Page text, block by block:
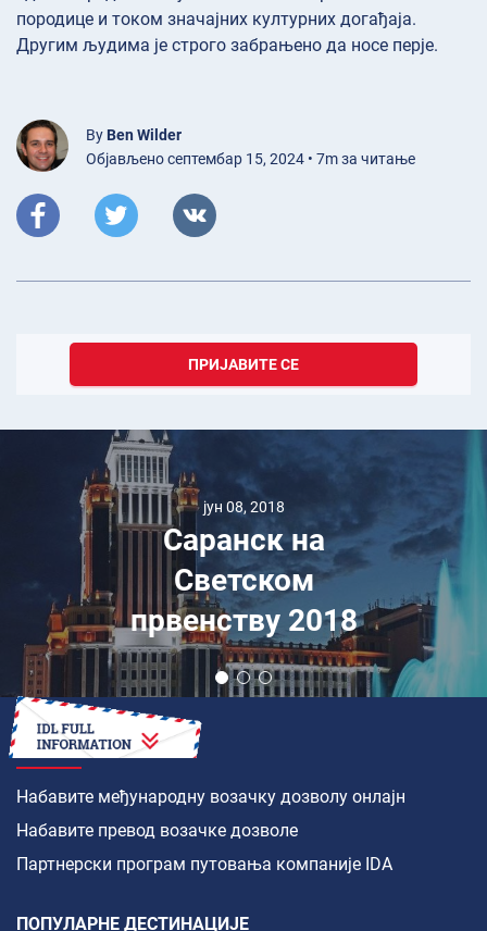
породице и током значајних културних догађаја.
Другим људима је строго забрањено да носе перје.
By Ben Wilder
Објављено септембар 15, 2024 • 7m за читање
ПРИЈАВИТЕ СЕ
јун 08, 2018
Саранск на
Светском
првенству 2018
КАКО ДА
Набавите међународну возачку дозволу онлајн
Набавите превод возачке дозволе
Партнерски програм путовања компаније IDA
ПОПУЛАРНЕ ДЕСТИНАЦИЈЕ